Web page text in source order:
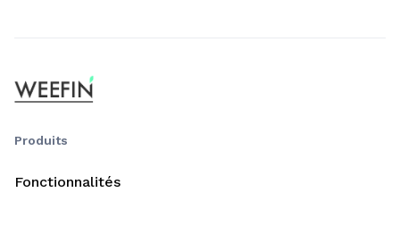
Produits
Fonctionnalités